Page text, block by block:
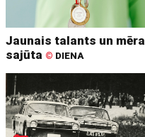
Jaunais talants un mēra
sajūta © DIENA